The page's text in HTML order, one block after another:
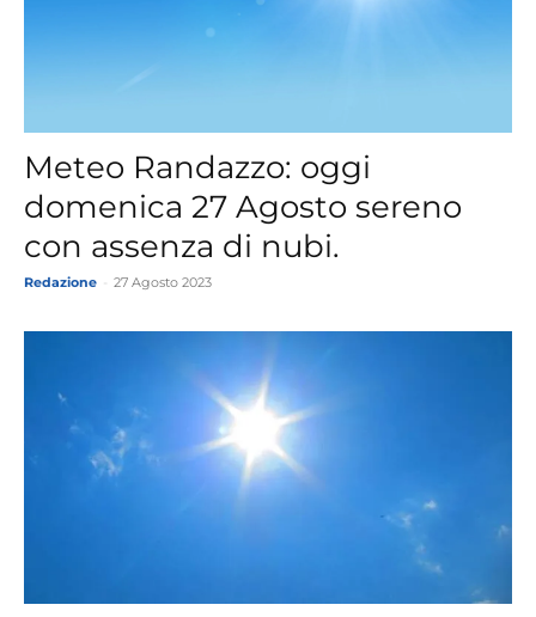
Meteo Randazzo: oggi
domenica 27 Agosto sereno
con assenza di nubi.
Redazione 27 Agosto 2023